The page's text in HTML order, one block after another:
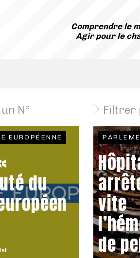
Comprendre le
Agir pour le
N° Filtrer
EUROPÉENNE
du
vite
de